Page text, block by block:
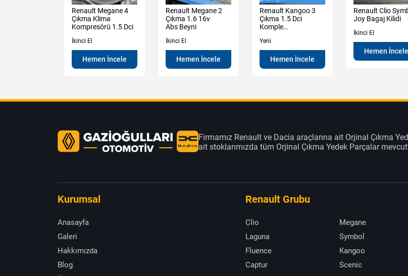
Renault Megane 4
Çıkma Klima
Kompresörü 1.5 Dci
İkinci El
Hemen İncele
Renault Megane 2
Çıkma 1.6 16v
Abs Beyni
İkinci El
Hemen İncele
Renault Kangoo 3
Çıkma 1.5 Dci
Komple
Yeni
Hemen İncele
Renault Clio
Joy Bagaj Kilidi
İkinci El
Hemen İncele
Firmamız Renault ve Dacia araçlarına ait Orjinal Çıkma
ait stoklarımızda tüm Orjinal Çıkma Yedek Parçalar
Kurumsal
Anasayfa
Galeri
Hakkımızda
Blog
Renault Grubu
Clio
Megane
Laguna
Symbol
Fluence
Kangoo
Captur
Scenic